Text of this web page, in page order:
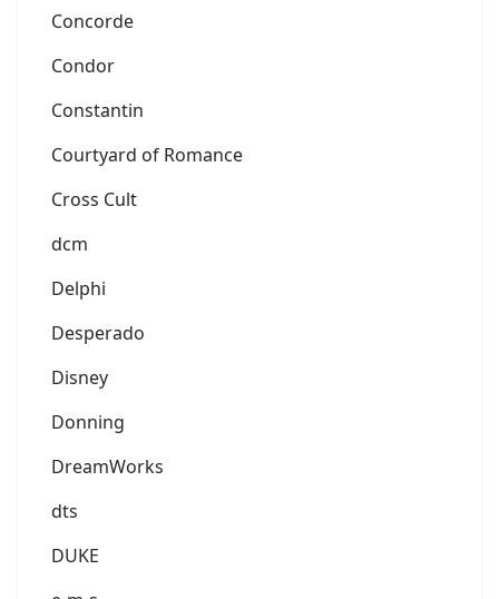
Concorde
Condor
Constantin
Courtyard of Romance
Cross Cult
dcm
Delphi
Desperado
Disney
Donning
DreamWorks
dts
DUKE